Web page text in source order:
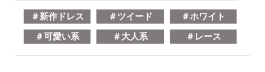
＃新作ドレス ＃ツイード
＃ホワイト
＃可愛い系
＃大人系 ＃レース